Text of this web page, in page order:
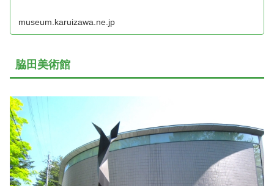
museum.karuizawa.ne.jp
脇田美術館